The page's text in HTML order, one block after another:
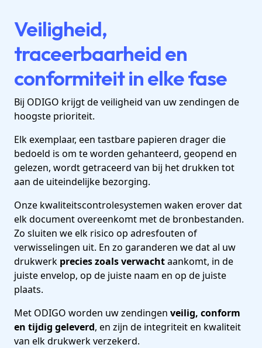
Veiligheid,
traceerbaarheid en
conformiteit in elke fase
Bij ODIGO krijgt de veiligheid van uw zendingen de
hoogste prioriteit.
Elk exemplaar, een tastbare papieren drager die
bedoeld is om te worden gehanteerd, geopend en
gelezen, wordt getraceerd van bij het drukken tot
aan de uiteindelijke bezorging.
Onze kwaliteitscontrolesystemen waken erover dat
elk document overeenkomt met de bronbestanden.
Zo sluiten we elk risico op adresfouten of
verwisselingen uit. En zo garanderen we dat al uw
drukwerk precies zoals verwachtaankomt, in de
juiste envelop, op de juiste naam en op de juiste
plaats.
Met ODIGO worden uw zendingen veilig, conform
en tijdig geleverd, en zijn de integriteit en kwaliteit
van elk drukwerk verzekerd.